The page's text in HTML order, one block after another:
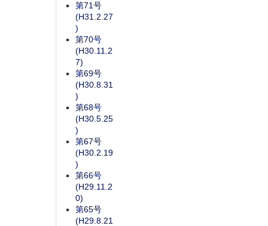
第71号
(H31.2.27
)
第70号
(H30.11.2
7)
第69号
(H30.8.31
)
第68号
(H30.5.25
)
第67号
(H30.2.19
)
第66号
(H29.11.2
0)
第65号
(H29.8.21